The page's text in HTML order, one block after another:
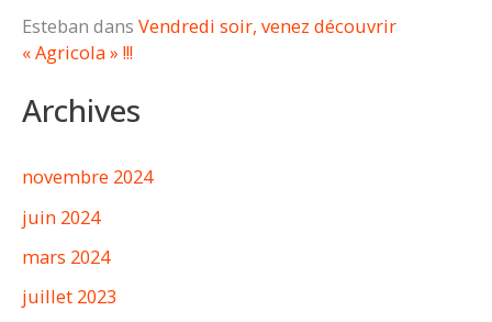
Esteban dans Vendredi soir, venez découvrir
« Agricola » !!!
Archives
novembre 2024
juin 2024
mars 2024
juillet 2023